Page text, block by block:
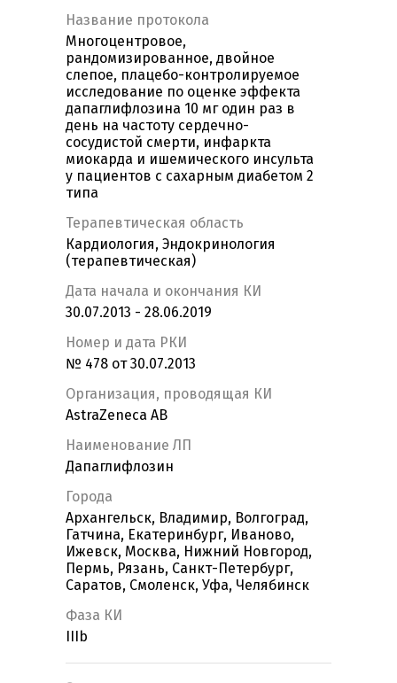
Название протокола
Многоцентровое,
рандомизированное, двойное
слепое, плацебо-контролируемое
исследование по оценке эффекта
дапаглифлозина 10 мг один раз в
день на частоту сердечно-
сосудистой смерти, инфаркта
миокарда и ишемического инсульта
у пациентов с сахарным диабетом 2
типа
Терапевтическая область
Кардиология, Эндокринология
(терапевтическая)
Дата начала и окончания КИ
30.07.2013 - 28.06.2019
Номер и дата РКИ
№ 478 от 30.07.2013
Организация, проводящая КИ
AstraZeneca AB
Наименование ЛП
Дапаглифлозин
Города
Архангельск, Владимир, Волгоград,
Гатчина, Екатеринбург, Иваново,
Ижевск, Москва, Нижний Новгород,
Пермь, Рязань, Санкт-Петербург,
Саратов, Смоленск, Уфа, Челябинск
Фаза КИ
IIIb